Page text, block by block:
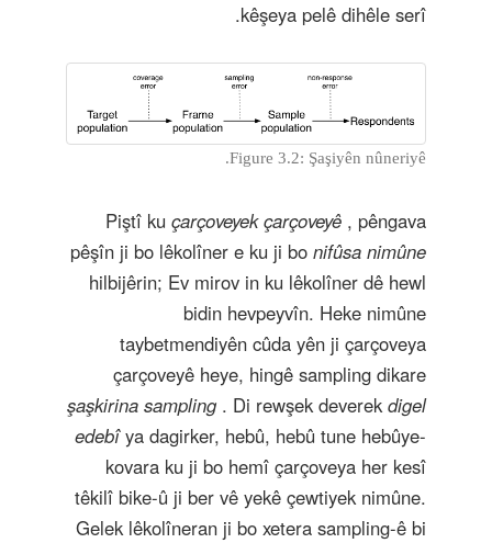
kêşeya pelê dihêle serî.
Figure 3.2: Şaşiyên nûneriyê.
Piştî ku çarçoveyek çarçoveyê , pêngava
pêşîn ji bo lêkolîner e ku ji bo nifûsa nimûne
hilbijêrin; Ev mirov in ku lêkolîner dê hewl
bidin hevpeyvîn. Heke nimûne
taybetmendiyên cûda yên ji çarçoveya
çarçoveyê heye, hingê sampling dikare
şaşkirina sampling . Di rewşek deverekdigel
edebîya dagirker, hebû, hebû tune hebûye-
kovara ku ji bo hemî çarçoveya her kesî
têkilî bike-û ji ber vê yekê çewtiyek nimûne.
Gelek lêkolîneran ji bo xetera sampling-ê bi